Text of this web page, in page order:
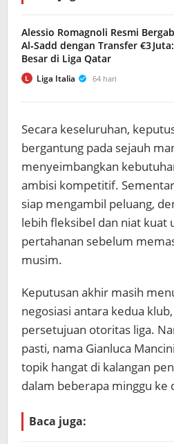
Alessio Romagnoli Resmi
Al‑Sadd dengan Transfer €3
Besar di Liga Qatar
L Liga Italia 64 hari
Secara keseluruhan,
bergantung pada sejauh
menyeimbangkan
ambisi kompetitif.
siap mengambil peluang,
lebih fleksibel dan niat
pertahanan sebelum
musim.
Keputusan akhir masih
negosiasi antara kedua
persetujuan otoritas liga.
pasti, nama Gianluca
topik hangat di kalangan
dalam beberapa minggu ke
Baca juga: